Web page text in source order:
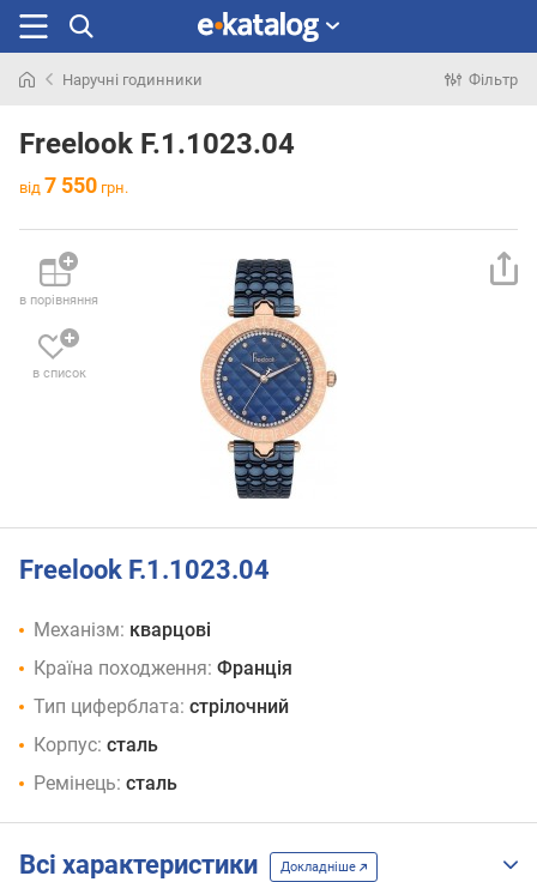
раніше
Наручні годинники Фільтр
Freelook F.1.1023.04
від 7 550 грн.
в порівняння
в список
Freelook F.1.1023.04
Механізм: кварцові
Країна походження: Франція
Тип циферблата: стрілочний
Корпус: сталь
Ремінець: сталь
Всі характеристики Докладніше